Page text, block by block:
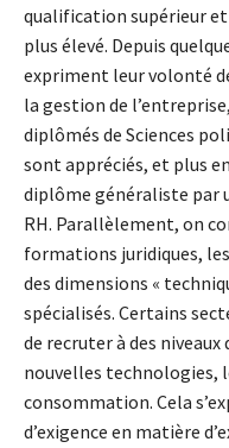
qualification supérieur
plus élevé. Depuis
expriment leur volonté
la gestion de
diplômés de Sciences
sont appréciés, et plus
diplôme généraliste par
RH. Parallèlement, on
formations juridiques,
des dimensions «
spécialisés. Certains
de recruter à des
nouvelles technologies,
consommation. Cela
d’exigence en matière